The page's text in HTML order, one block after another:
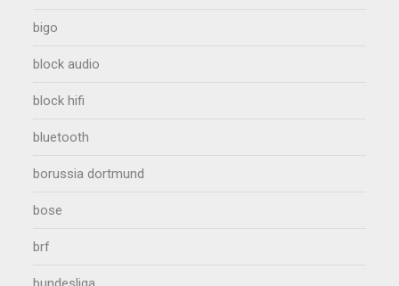
bigo
block audio
block hifi
bluetooth
borussia dortmund
bose
brf